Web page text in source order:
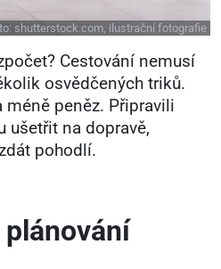
shutterstock.com, ilustrační fotografie
Cestování nemusí
osvědčených triků.
peněz. Připravili
ušetřit na dopravě,
pohodlí.